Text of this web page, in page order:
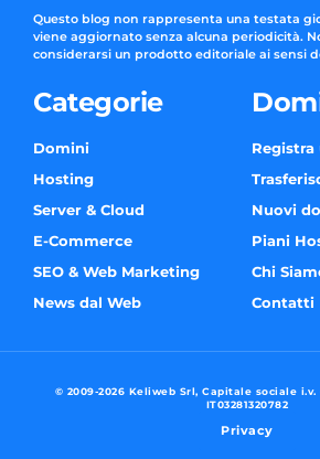
Questo blog non rappresenta una testata
viene aggiornato senza alcuna periodicità.
considerarsi un prodotto editoriale ai sensi
Categorie
Domini
Hosting
Server & Cloud
E-Commerce
SEO & Web Marketing
News dal Web
Nuovi
Piani
Chi
Contatti
© 2009-2026 Keliweb Srl, Capitale sociale i.v.
IT03281320782
Privacy